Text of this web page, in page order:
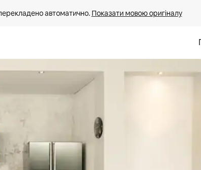
автоматично. Показати мовою оригіналу